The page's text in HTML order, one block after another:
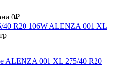
0₽
ALENZA 001 XL 275/40 R20